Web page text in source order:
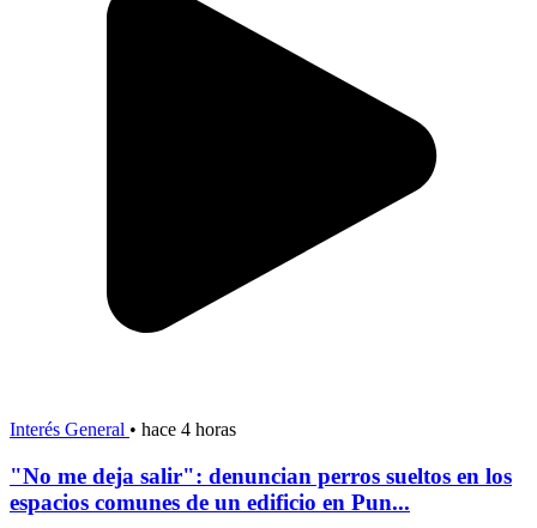
Interés General • hace 4 horas
"No me deja salir": denuncian perros sueltos en los
espacios comunes de un edificio en Pun...